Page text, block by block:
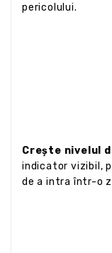
pericolului.
Crește nivelul
indicator vizibil,
de a intra într-o